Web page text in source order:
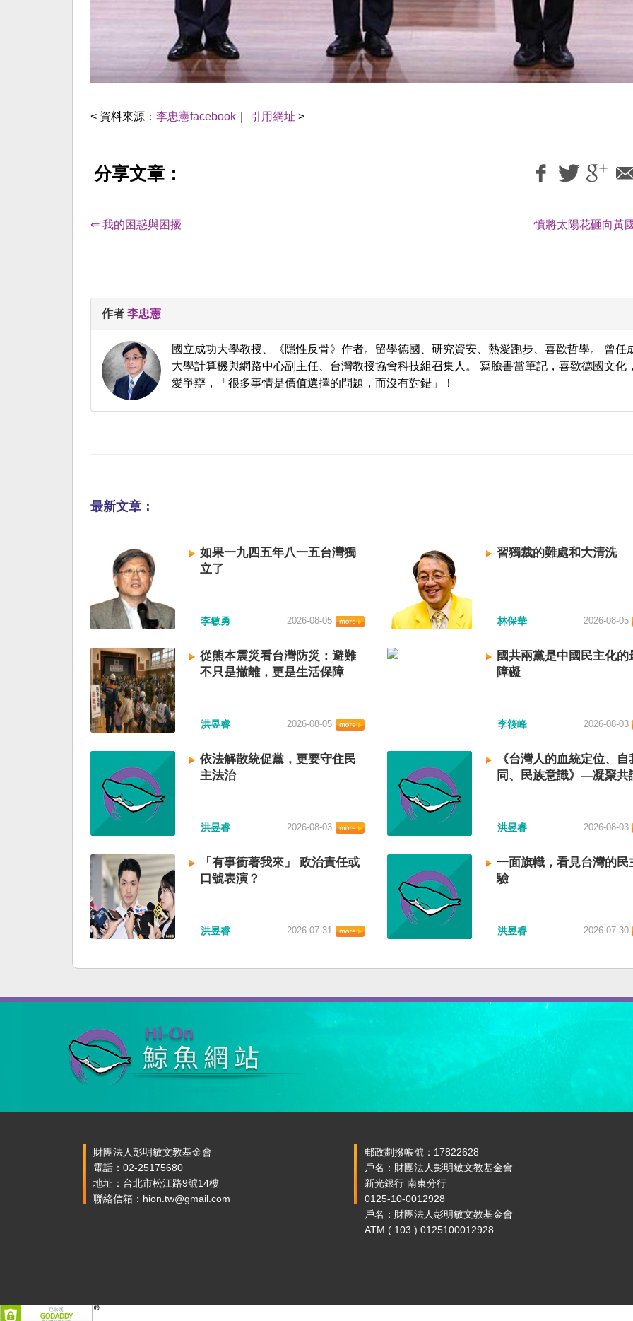
< 資料來源： 李忠憲facebook 引用網址 >
分享文章：
⇐ 我的困惑與困擾 憤將太陽花砸向黃
作者 李忠憲
國立成功大學教授、《隱性反骨》作者。留學德國、研究資安、熱愛跑步、喜歡哲學。 曾任
大學計算機與網路中心副主任、台灣教授協會科技組召集人。 寫臉書當筆記，喜歡德國文化
愛爭辯，「很多事情是價值選擇的問題，而沒有對錯」！
最新文章：
如果一九四五年八一五台灣獨
立了
李敏勇 2026-08-05
習獨裁的難處和大清洗
林保華 2026-08-05
從熊本震災看台灣防災：避難
不只是撤離，更是生活保障
洪昱睿 2026-08-05
國共兩黨是中國民主化的
障礙
李筱峰 2026-08-03
依法解散統促黨，更要守住民
主法治
洪昱睿 2026-08-03
《台灣人的血統定位、自
同、民族意識》—凝聚共
洪昱睿 2026-08-03
「有事衝著我來」 政治責任或
口號表演？
洪昱睿 2026-07-31
一面旗幟，看見台灣的民
驗
洪昱睿 2026-07-30
財團法人彭明敏文教基金會
電話：02-25175680
地址：台北市松江路9號14樓
聯絡信箱：hion.tw@gmail.com
郵政劃撥帳號：17822628
戶名：財團法人彭明敏文教基金會
新光銀行 南東分行
0125-10-0012928
戶名：財團法人彭明敏文教基金會
ATM ( 103 ) 0125100012928